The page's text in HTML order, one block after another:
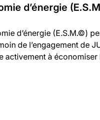
d’énergie
d’énergie (E.S.M.©)
de l’engagement de
activement à économiser